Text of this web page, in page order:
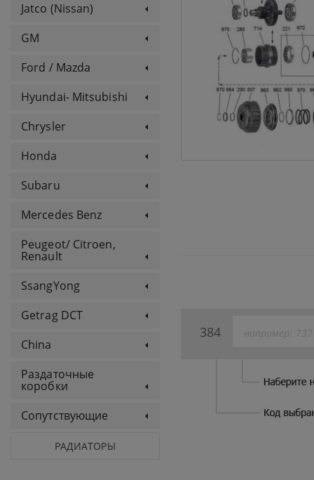
Jatco (Nissan)
GM
Ford / Mazda
Hyundai- Mitsubishi
Chrysler
Honda
Subaru
Mercedes Benz
Peugeot/ Citroen,
Renault
SsangYong
Getrag DCT
China
Раздаточные
коробки
Сопутствующие
РАДИАТОРЫ
384